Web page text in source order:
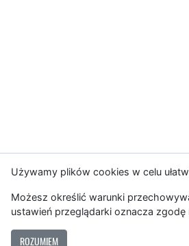
Używamy plików cookies w celu
Możesz określić warunki
ustawień przeglądarki oznacza
ROZUMIEM